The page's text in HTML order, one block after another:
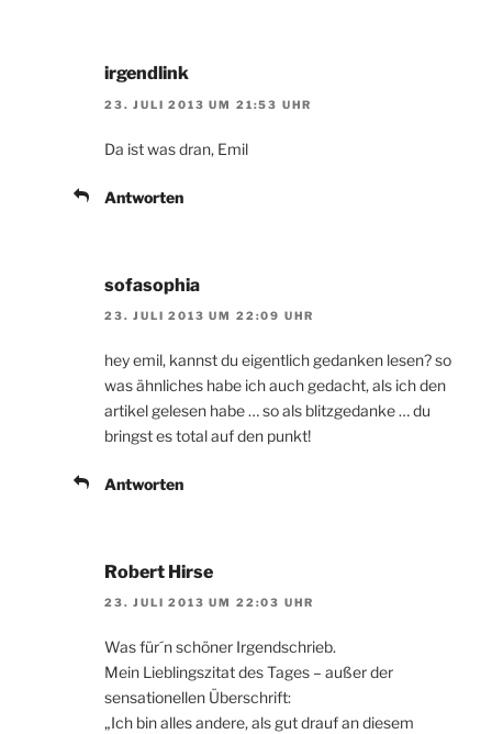
irgendlink
23. JULI 2013 UM 21:53 UHR
Da ist was dran, Emil
Antworten
sofasophia
23. JULI 2013 UM 22:09 UHR
hey emil, kannst du eigentlich gedanken lesen? so
was ähnliches habe ich auch gedacht, als ich den
artikel gelesen habe … so als blitzgedanke … du
bringst es total auf den punkt!
Antworten
Robert Hirse
23. JULI 2013 UM 22:03 UHR
Was für´n schöner Irgendschrieb.
Mein Lieblingszitat des Tages – außer der
sensationellen Überschrift:
„Ich bin alles andere, als gut drauf an diesem